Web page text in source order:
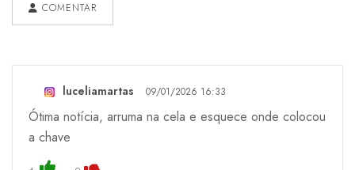
COMENTAR
luceliamartas 09/01/2026 16:33
Ótima notícia, arruma na cela e esquece onde colocou
a chave